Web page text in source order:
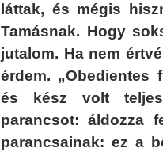
láttak, és mégis
Tamásnak. Hogy
jutalom. Ha nem
érdem. „Obedientes
és kész volt
parancsot: áldozza
parancsainak: ez a